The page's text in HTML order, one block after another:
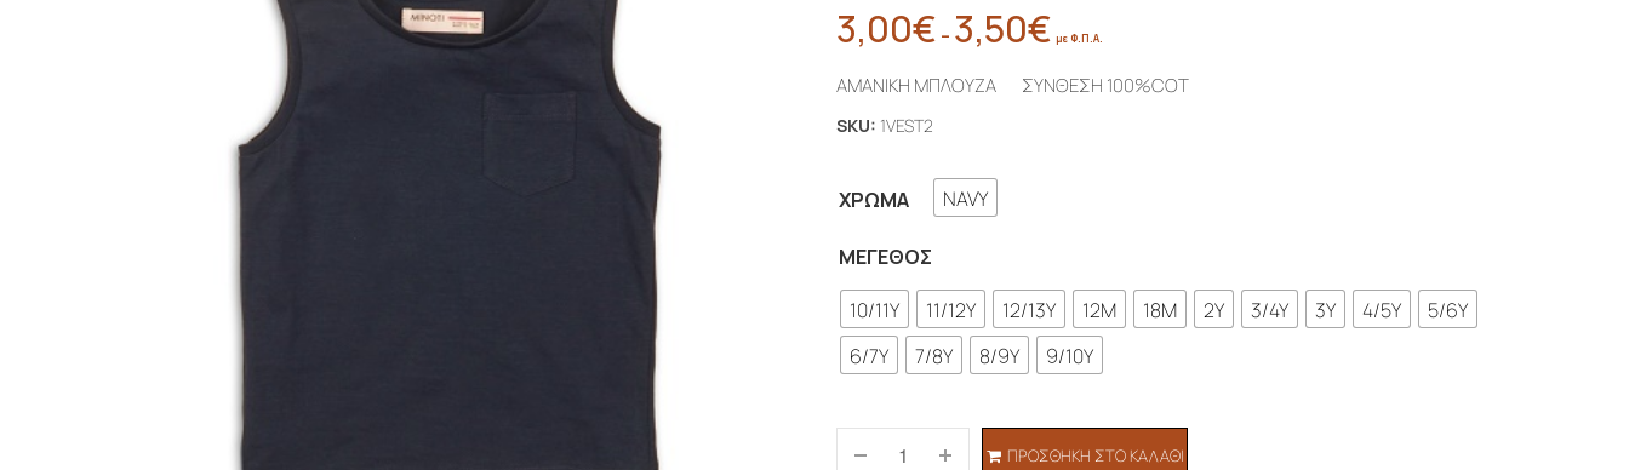
3,00€ – 3,50€
3,00€
με Φ.Π.Α.
ΑΜΑΝΙΚΗ ΜΠΛΟΥΖΑ ΣΥΝΘΕΣΗ 100%COT
SKU: 1VEST2
ΧΡΏΜΑ NAVY
ΜΈΓΕΘΟΣ
10/11Y
11/12Y 12/13Y 12M 18M 2Y 3/4Y 3Y 4/5Y
5/6Y
6/7Y
7/8Y 8/9Y 9/10Y
ΠΡΟΣΘΉΚΗ ΣΤΟ ΚΑΛΆΘΙ